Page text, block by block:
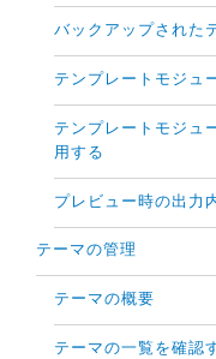
バックアップされた
テンプレートモジュ
テンプレートモジュ
用する
プレビュー時の出力
テーマの管理
テーマの概要
テーマの一覧を確認